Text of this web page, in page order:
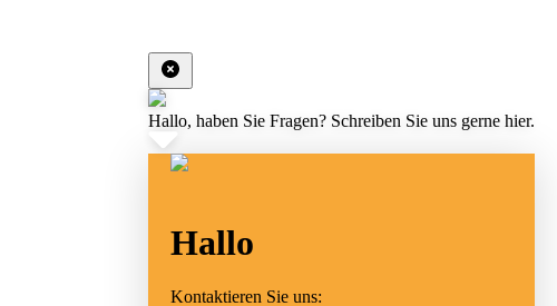
Hallo, haben Sie Fragen? Schreiben Sie uns gerne hier.
Hallo
Kontaktieren Sie uns: